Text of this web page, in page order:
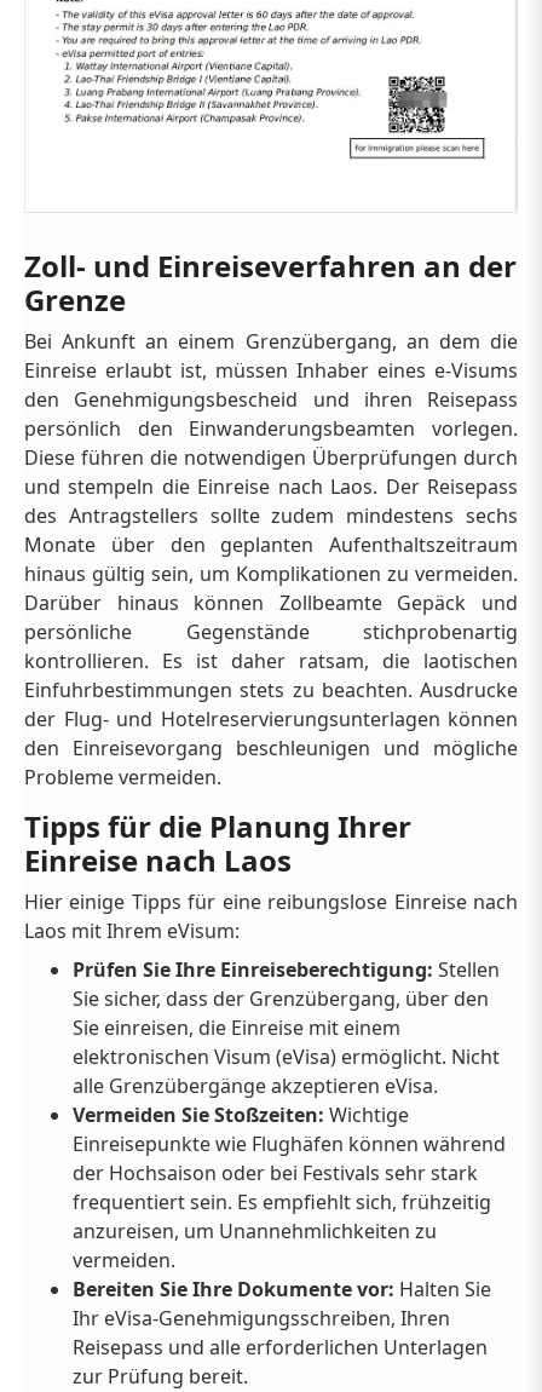
Zoll- und Einreiseverfahren an der
Grenze
Bei Ankunft an einem Grenzübergang, an dem die
Einreise erlaubt ist, müssen Inhaber eines e-Visums
den Genehmigungsbescheid und ihren Reisepass
persönlich den Einwanderungsbeamten vorlegen.
Diese führen die notwendigen Überprüfungen durch
und stempeln die Einreise nach Laos. Der Reisepass
des Antragstellers sollte zudem mindestens sechs
Monate über den geplanten Aufenthaltszeitraum
hinaus gültig sein, um Komplikationen zu vermeiden.
Darüber hinaus können Zollbeamte Gepäck und
persönliche Gegenstände stichprobenartig
kontrollieren. Es ist daher ratsam, die laotischen
Einfuhrbestimmungen stets zu beachten. Ausdrucke
der Flug- und Hotelreservierungsunterlagen können
den Einreisevorgang beschleunigen und mögliche
Probleme vermeiden.
Tipps für die Planung Ihrer
Einreise nach Laos
Hier einige Tipps für eine reibungslose Einreise nach
Laos mit Ihrem eVisum:
Prüfen Sie Ihre Einreiseberechtigung: Stellen
Sie sicher, dass der Grenzübergang, über den
Sie einreisen, die Einreise mit einem
elektronischen Visum (eVisa) ermöglicht. Nicht
alle Grenzübergänge akzeptieren eVisa.
Vermeiden Sie Stoßzeiten: Wichtige
Einreisepunkte wie Flughäfen können während
der Hochsaison oder bei Festivals sehr stark
frequentiert sein. Es empfiehlt sich, frühzeitig
anzureisen, um Unannehmlichkeiten zu
vermeiden.
Bereiten Sie Ihre Dokumente vor: Halten Sie
Ihr eVisa-Genehmigungsschreiben, Ihren
Reisepass und alle erforderlichen Unterlagen
zur Prüfung bereit.